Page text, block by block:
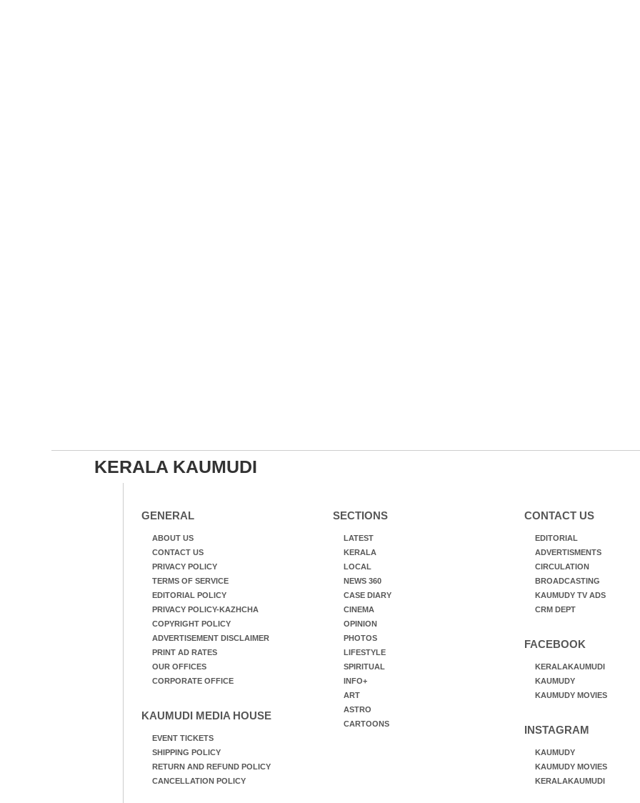
KERALA KAUMUDI
GENERAL
ABOUT US
CONTACT US
PRIVACY POLICY
TERMS OF SERVICE
EDITORIAL POLICY
PRIVACY POLICY-KAZHCHA
COPYRIGHT POLICY
ADVERTISEMENT DISCLAIMER
PRINT AD RATES
OUR OFFICES
CORPORATE OFFICE
KAUMUDI MEDIA HOUSE
EVENT TICKETS
SHIPPING POLICY
RETURN AND REFUND POLICY
CANCELLATION POLICY
SECTIONS
LATEST
KERALA
LOCAL
NEWS 360
CASE DIARY
CINEMA
OPINION
PHOTOS
LIFESTYLE
SPIRITUAL
INFO+
ART
ASTRO
CARTOONS
CONTACT US
EDITORIAL
ADVERTISMENTS
CIRCULATION
BROADCASTING
KAUMUDY TV ADS
CRM DEPT
FACEBOOK
KERALAKAUMUDI
KAUMUDY
KAUMUDY MOVIES
INSTAGRAM
KAUMUDY
KAUMUDY MOVIES
KERALAKAUMUDI